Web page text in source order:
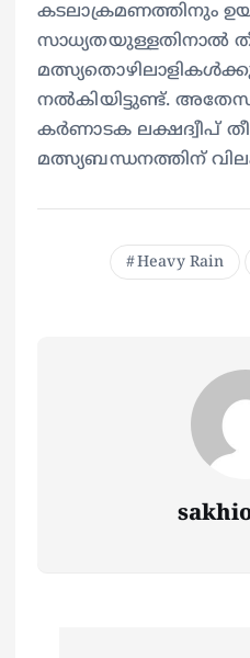
കടലാക്രമണത്തിനും
സാധ്യതയുള്ളതിനാൽ
നൽകിയിട്ടുണ്ട്.
കർണാടക ലക്ഷദ്വീപ്
മത്സ്യബന്ധനത്തിന്
Heavy Rain